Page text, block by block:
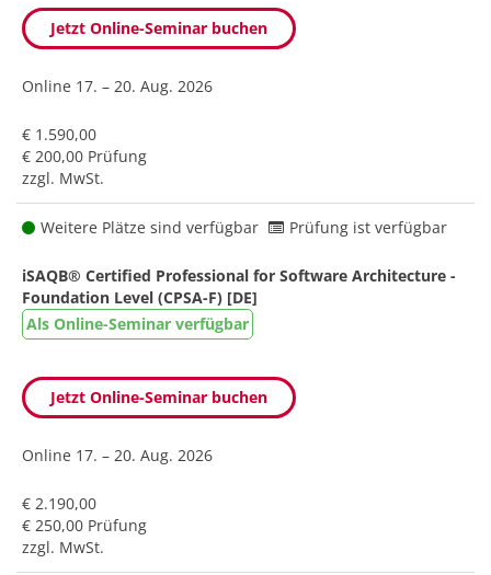
Jetzt Online-Seminar buchen
Online 17. – 20. Aug. 2026
€ 1.590,00
€ 200,00 Prüfung
zzgl. MwSt.
Weitere Plätze sind verfügbar Prüfung ist verfügbar
iSAQB® Certified Professional for Software Architecture -
Foundation Level (CPSA-F) [DE]
Als Online-Seminar verfügbar
Jetzt Online-Seminar buchen
Online 17. – 20. Aug. 2026
€ 2.190,00
€ 250,00 Prüfung
zzgl. MwSt.